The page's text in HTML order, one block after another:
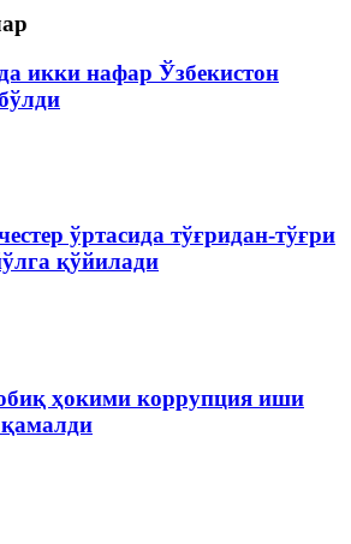
икки нафар Ўзбекистон
ўртасида тўғридан-тўғри
қўйилади
ҳокими коррупция иши